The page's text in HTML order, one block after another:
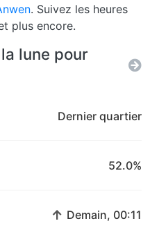
. Suivez les heures
plus encore.
lune pour
Dernier quartier
52.0%
↑ Demain, 00:11